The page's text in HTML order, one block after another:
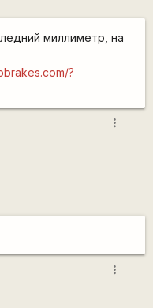
миллиметр, на
?
more_vert
more_vert